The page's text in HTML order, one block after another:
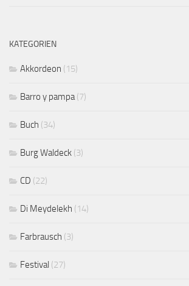
KATEGORIEN
Akkordeon (15)
Barro y pampa(7)
Buch (34)
Burg Waldeck (3)
CD (22)
Di Meydelekh (14)
Farbrausch (3)
Festival (27)